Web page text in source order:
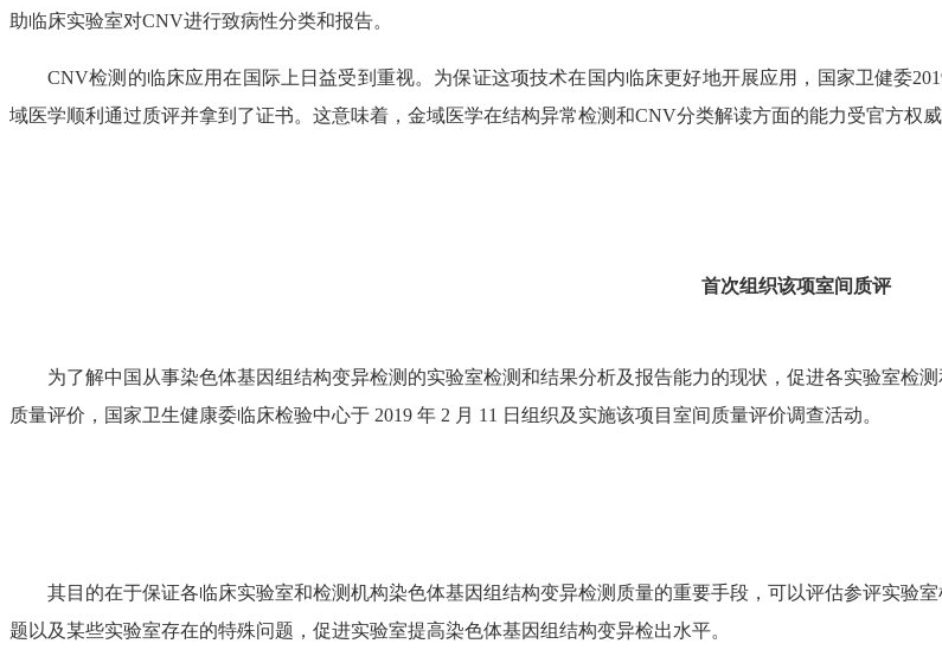
助临床实验室对CNV进行致病性分类和报告。
CNV检测的临床应用在国际上日益受到重视。为保证这项技术在国内临床更好地开展应用，国家卫健委
域医学顺利通过质评并拿到了证书。这意味着，金域医学在结构异常检测和CNV分类解读方面的能力受官方权
首次组织该项室间质评
为了解中国从事染色体基因组结构变异检测的实验室检测和结果分析及报告能力的现状，促进各实验室检
质量评价，国家卫生健康委临床检验中心于 2019 年 2 月 11 日组织及实施该项目室间质量评价调查活动。
其目的在于保证各临床实验室和检测机构染色体基因组结构变异检测质量的重要手段，可以评估参评实验
题以及某些实验室存在的特殊问题，促进实验室提高染色体基因组结构变异检出水平。